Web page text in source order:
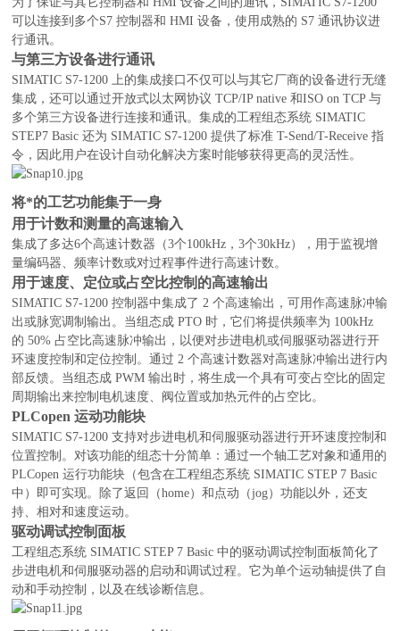
可以连接到多个S7 控制器和 HMI 设备，使用成熟的 S7 通讯协议进
行通讯。
与第三方设备进行通讯
SIMATIC S7-1200 上的集成接口不仅可以与其它厂商的设备进行无缝
集成，还可以通过开放式以太网协议 TCP/IP native 和ISO on TCP 与
多个第三方设备进行连接和通讯。集成的工程组态系统 SIMATIC
STEP7 Basic 还为 SIMATIC S7-1200 提供了标准 T-Send/T-Receive 指
令，因此用户在设计自动化解决方案时能够获得更高的灵活性。
将*的工艺功能集于一身
用于计数和测量的高速输入
集成了多达6个高速计数器（3个100kHz，3个30kHz），用于监视增
量编码器、频率计数或对过程事件进行高速计数。
用于速度、定位或占空比控制的高速输出
SIMATIC S7-1200 控制器中集成了 2 个高速输出，可用作高速脉冲输
出或脉宽调制输出。当组态成 PTO 时，它们将提供频率为 100kHz
的 50% 占空比高速脉冲输出，以便对步进电机或伺服驱动器进行开
环速度控制和定位控制。通过 2 个高速计数器对高速脉冲输出进行内
部反馈。当组态成 PWM 输出时，将生成一个具有可变占空比的固定
周期输出来控制电机速度、阀位置或加热元件的占空比。
PLCopen 运动功能块
SIMATIC S7-1200 支持对步进电机和伺服驱动器进行开环速度控制和
位置控制。对该功能的组态十分简单：通过一个轴工艺对象和通用的
PLCopen 运行功能块（包含在工程组态系统 SIMATIC STEP 7 Basic
中）即可实现。除了返回（home）和点动（jog）功能以外，还支
持、相对和速度运动。
驱动调试控制面板
工程组态系统 SIMATIC STEP 7 Basic 中的驱动调试控制面板简化了
步进电机和伺服驱动器的启动和调试过程。它为单个运动轴提供了自
动和手动控制，以及在线诊断信息。